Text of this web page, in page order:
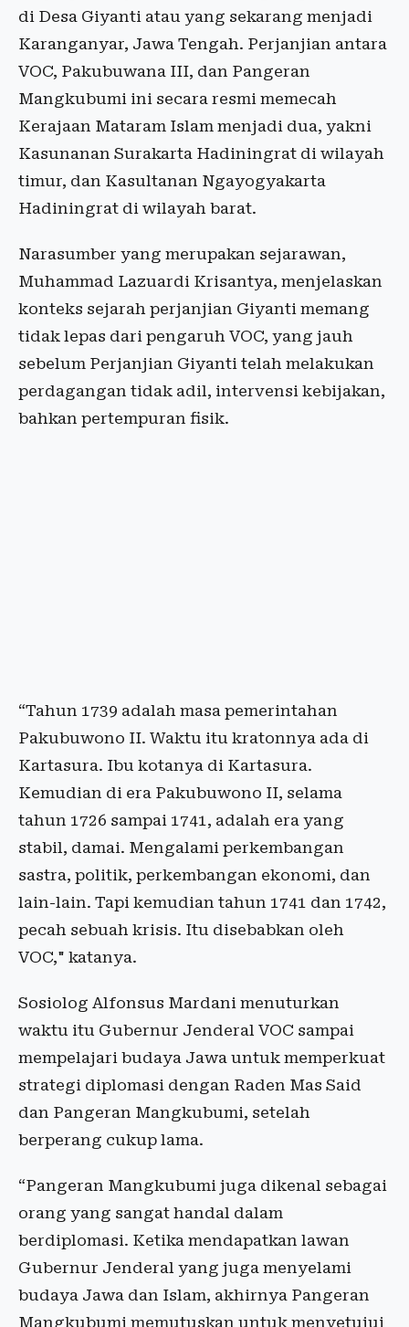
di Desa Giyanti atau yang sekarang menjadi
Karanganyar, Jawa Tengah. Perjanjian antara
VOC, Pakubuwana III, dan Pangeran
Mangkubumi ini secara resmi memecah
Kerajaan Mataram Islam menjadi dua, yakni
Kasunanan Surakarta Hadiningrat di wilayah
timur, dan Kasultanan Ngayogyakarta
Hadiningrat di wilayah barat.
Narasumber yang merupakan sejarawan,
Muhammad Lazuardi Krisantya, menjelaskan
konteks sejarah perjanjian Giyanti memang
tidak lepas dari pengaruh VOC, yang jauh
sebelum Perjanjian Giyanti telah melakukan
perdagangan tidak adil, intervensi kebijakan,
bahkan pertempuran fisik.
“Tahun 1739 adalah masa pemerintahan
Pakubuwono II. Waktu itu kratonnya ada di
Kartasura. Ibu kotanya di Kartasura.
Kemudian di era Pakubuwono II, selama
tahun 1726 sampai 1741, adalah era yang
stabil, damai. Mengalami perkembangan
sastra, politik, perkembangan ekonomi, dan
lain-lain. Tapi kemudian tahun 1741 dan 1742,
pecah sebuah krisis. Itu disebabkan oleh
VOC," katanya.
Sosiolog Alfonsus Mardani menuturkan
waktu itu Gubernur Jenderal VOC sampai
mempelajari budaya Jawa untuk memperkuat
strategi diplomasi dengan Raden Mas Said
dan Pangeran Mangkubumi, setelah
berperang cukup lama.
“Pangeran Mangkubumi juga dikenal sebagai
orang yang sangat handal dalam
berdiplomasi. Ketika mendapatkan lawan
Gubernur Jenderal yang juga menyelami
budaya Jawa dan Islam, akhirnya Pangeran
Mangkubumi memutuskan untuk menyetujui